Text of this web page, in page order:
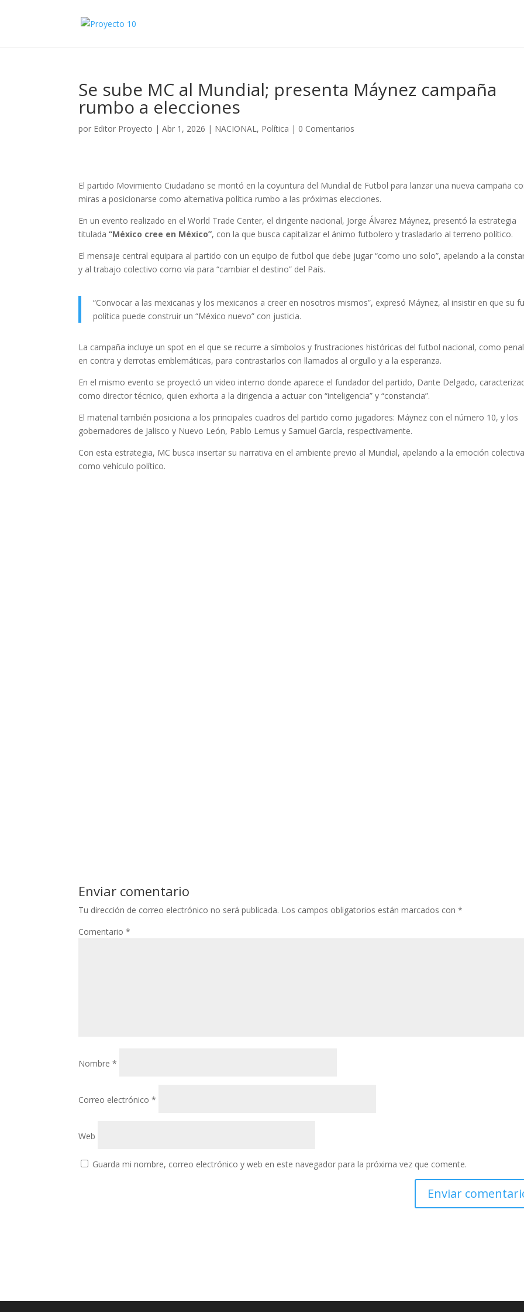
Se sube MC al Mundial; presenta Máynez campaña
rumbo a elecciones
por Editor Proyecto |Abr 1, 2026 | NACIONAL, Política | 0 Comentarios
El partido Movimiento Ciudadano se montó en la coyuntura del Mundial de Futbol para lanzar una nueva campaña
miras a posicionarse como alternativa política rumbo a las próximas elecciones.
En un evento realizado en el World Trade Center, el dirigente nacional, Jorge Álvarez Máynez, presentó la estrategia
titulada“México cree en México”, con la que busca capitalizar el ánimo futbolero y trasladarlo al terreno político.
El mensaje central equipara al partido con un equipo de futbol que debe jugar “como uno solo”, apelando a la
y al trabajo colectivo como vía para “cambiar el destino” del País.
“Convocar a las mexicanas y los mexicanos a creer en nosotros mismos”, expresó Máynez, al insistir en que su
política puede construir un “México nuevo” con justicia.
La campaña incluye un spot en el que se recurre a símbolos y frustraciones históricas del futbol nacional, como
en contra y derrotas emblemáticas, para contrastarlos con llamados al orgullo y a la esperanza.
En el mismo evento se proyectó un video interno donde aparece el fundador del partido, Dante Delgado,
como director técnico, quien exhorta a la dirigencia a actuar con “inteligencia” y “constancia”.
El material también posiciona a los principales cuadros del partido como jugadores: Máynez con el número 10, y los
gobernadores de Jalisco y Nuevo León, Pablo Lemus y Samuel García, respectivamente.
Con esta estrategia, MC busca insertar su narrativa en el ambiente previo al Mundial, apelando a la emoción colectiva
como vehículo político.
Enviar comentario
Tu dirección de correo electrónico no será publicada. Los campos obligatorios están marcados con*
Comentario*
Nombre*
Correo electrónico*
Web
Guarda mi nombre, correo electrónico y web en este navegador para la próxima vez que comente.